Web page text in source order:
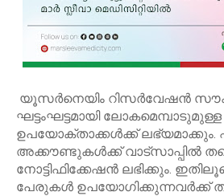
യൂസർനെയിം റിസർവേഷൻ
ഘട്ടംഘട്ടമായി ലോകമെമ്പാടുമുള്ള
ഉപയോക്താക്കൾക്ക് ലഭ്യമാക്കും.
അക്കൗണ്ടുകൾക്ക് വാട്‍സാപ്പിൽ
നോട്ടിഫിക്കേഷൻ ലഭിക്കും.
പേരുകൾ ഉപയോഗിക്കുന്നവർക്ക്